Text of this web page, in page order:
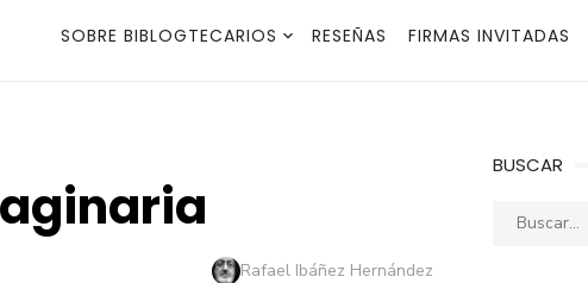
SOBRE BIBLOGTECARIOS RESEÑAS FIRMAS INVITADAS
Autor
Rafael Ibáñez Hernández
BUSCAR
Buscar: